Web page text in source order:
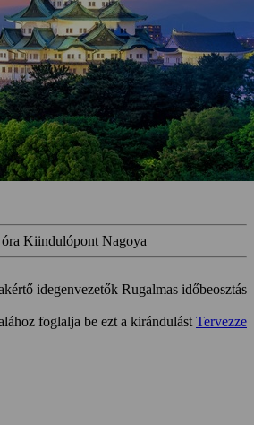
Kiindulópont Nagoya
idegenvezetők Rugalmas időbeosztás
foglalja be ezt a kirándulást Tervezze